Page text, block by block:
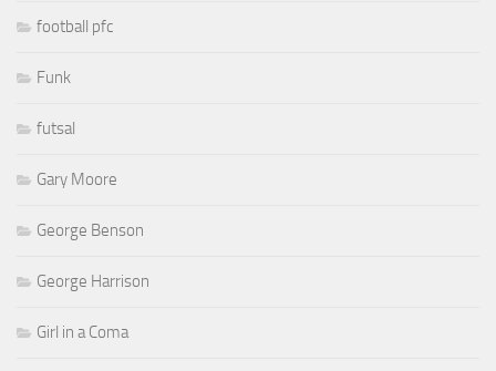
football pfc
Funk
futsal
Gary Moore
George Benson
George Harrison
Girl in a Coma